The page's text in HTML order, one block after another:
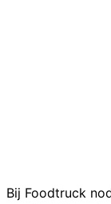
Bij Foodtruck